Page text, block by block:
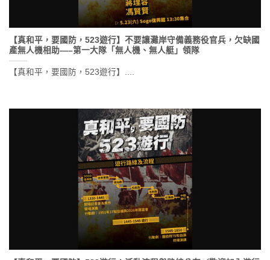
【真和平，要國防，523遊行】不要讓灘岸守備義務役官兵，欠缺國
產無人機相助—–第一大隊「無人機、無人艇」領隊
【真和平，要國防，523遊行】....